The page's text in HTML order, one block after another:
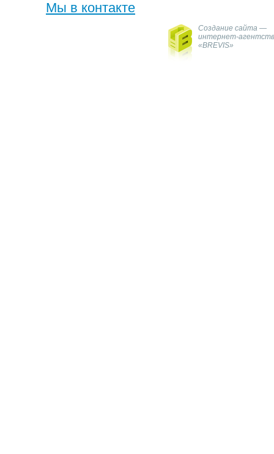
Мы в контакте
Создание сайта —
интернет-
«BREVIS»